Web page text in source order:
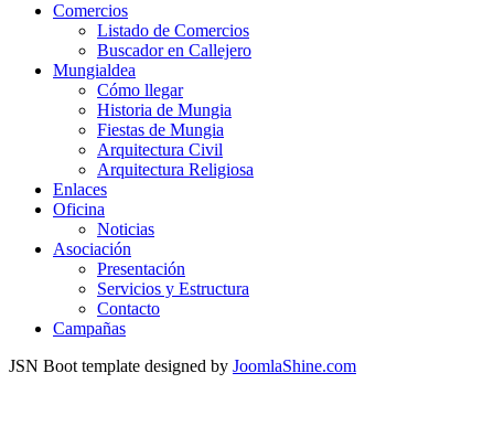
Comercios
Listado de Comercios
Buscador en Callejero
Mungialdea
Cómo llegar
Historia de Mungia
Fiestas de Mungia
Arquitectura Civil
Arquitectura Religiosa
Enlaces
Oficina
Noticias
Asociación
Presentación
Servicios y Estructura
Contacto
Campañas
JSN Boot template designed by JoomlaShine.com